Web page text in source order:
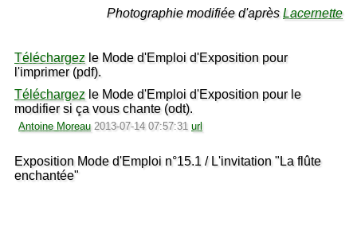
Photographie modifiée d'après Lacernette
Téléchargez le Mode d'Emploi d'Exposition pour
l'imprimer (pdf).
Téléchargez le Mode d'Emploi d'Exposition pour le
modifier si ça vous chante (odt).
Antoine Moreau 2013-07-14 07:57:31 url
Exposition Mode d'Emploi n°15.1 / L'invitation "La flûte
enchantée"